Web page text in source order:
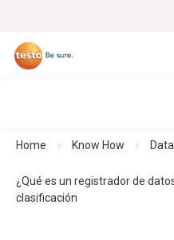
Home Know How
¿Qué es un registrador de
clasificación